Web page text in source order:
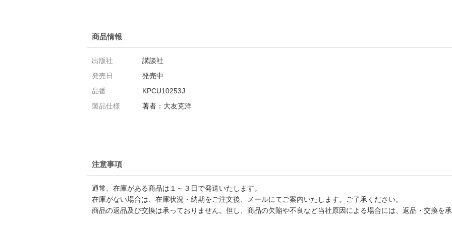
商品情報
出版社
講談社
発売日
発売中
品番
KPCU10253J
製品仕様
著者：大友克洋
注意事項
通常、在庫がある商品は１～３日で発送いたします。
在庫がない場合は、在庫状況・納期をご注文後、メールにてご案内いたします。ご了承ください。
商品の返品及び交換は承っておりません。但し、商品の欠陥や不良など当社原因による場合には、返品・交換を